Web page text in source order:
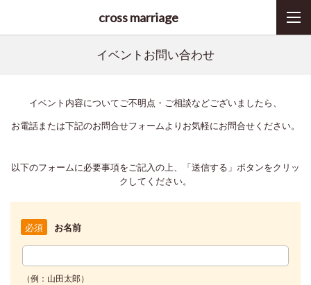
cross marriage
イベントお問い合わせ
イベント内容についてご不明点・ご相談などございましたら、
お電話または下記のお問合せフォームよりお気軽にお問合せください。
以下のフォームに必要事項をご記入の上、「送信する」ボタンをクリッ
クしてください。
お名前
必須
（例：山田太郎）